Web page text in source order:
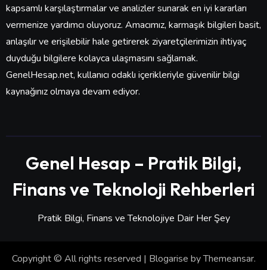
kapsamlı karşılaştırmalar ve analizler sunarak en iyi kararları
vermenize yardımcı oluyoruz. Amacımız, karmaşık bilgileri basit,
anlaşılır ve erişilebilir hale getirerek ziyaretçilerimizin ihtiyaç
duyduğu bilgilere kolayca ulaşmasını sağlamak.
GenelHesap.net, kullanıcı odaklı içerikleriyle güvenilir bilgi
kaynağınız olmaya devam ediyor.
Genel Hesap – Pratik Bilgi,
Finans ve Teknoloji Rehberleri
Pratik Bilgi, Finans ve Teknolojiye Dair Her Şey
Copyright © All rights reserved | Blogarise byThemeansar.